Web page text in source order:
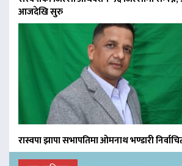
आजदेखि सुरु
रास्वपा झापा सभापतिमा ओमनाथ भण्डारी